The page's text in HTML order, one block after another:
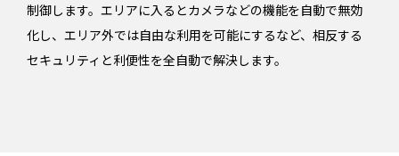
制御します。エリアに入るとカメラなどの機能を自動で無効
化し、エリア外では自由な利用を可能にするなど、相反する
セキュリティと利便性を全自動で解決します。